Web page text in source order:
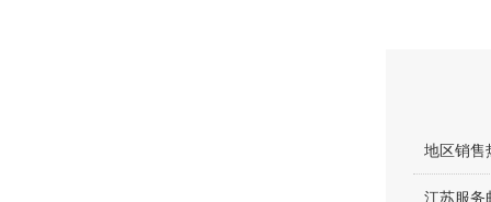
地区销售
江苏服务